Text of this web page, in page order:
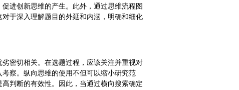
进创新思维的产生。此外，通过思维流程图
于深入理解题目的外延和内涵，明确和细化
密切相关。在选题过程，应该关注并重视对
察。纵向思维的使用不但可以缩小研究范
判断的有效性。因此，当通过横向搜索确定